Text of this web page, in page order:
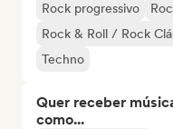
Rock progressivo
Rock & Roll / Rock
Techno
Quer receber
como...